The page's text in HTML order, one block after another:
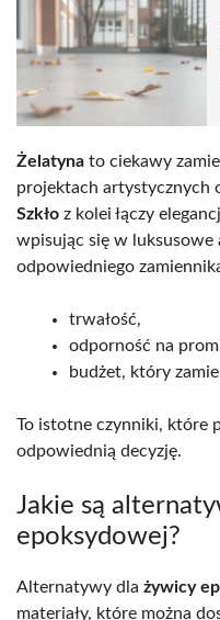
Żelatyna to ciekawy
projektach artystycznych
Szkło z kolei łączy
wpisując się w luksusowe
odpowiedniego
trwałość,
odporność na
budżet, który
To istotne czynniki, które
odpowiednią decyzję.
Jakie są
epoksydowej?
Alternatywy dla żywicy
materiały, które można